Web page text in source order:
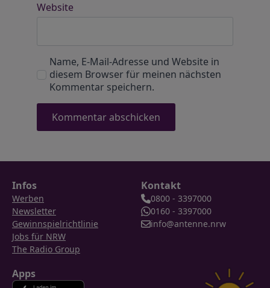
Website
Name, E-Mail-Adresse und Website in
diesem Browser für meinen nächsten
Kommentar speichern.
Infos
Werben
Newsletter
Gewinnspielrichtlinie
Jobs für NRW
The Radio Group
Kontakt
0800 - 3397000
0160 - 3397000
info@antenne.nrw
Apps